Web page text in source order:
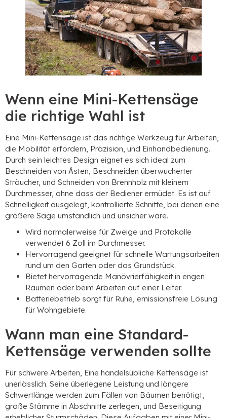
Wenn eine Mini-Kettensäge
die richtige Wahl ist
Eine Mini-Kettensäge ist das richtige Werkzeug für Arbeiten,
die Mobilität erfordern, Präzision, und Einhandbedienung.
Durch sein leichtes Design eignet es sich ideal zum
Beschneiden von Ästen, Beschneiden überwucherter
Sträucher, und Schneiden von Brennholz mit kleinem
Durchmesser, ohne dass der Bediener ermüdet. Es ist auf
Schnelligkeit ausgelegt, kontrollierte Schnitte, bei denen eine
größere Säge umständlich und unsicher wäre.
Wird normalerweise für Zweige und Protokolle
verwendet 6 Zoll im Durchmesser.
Hervorragend geeignet für schnelle Wartungsarbeiten
rund um den Garten oder das Grundstück.
Bietet hervorragende Manövrierfähigkeit in engen
Räumen oder beim Arbeiten auf einer Leiter.
Batteriebetrieb sorgt für Ruhe, emissionsfreie Lösung
für Wohngebiete.
Wann man eine Standard-
Kettensäge verwenden sollte
Für schwere Arbeiten, Eine handelsübliche Kettensäge ist
unerlässlich. Seine überlegene Leistung und längere
Schwertlänge werden zum Fällen von Bäumen benötigt,
große Stämme in Abschnitte zerlegen, und Beseitigung